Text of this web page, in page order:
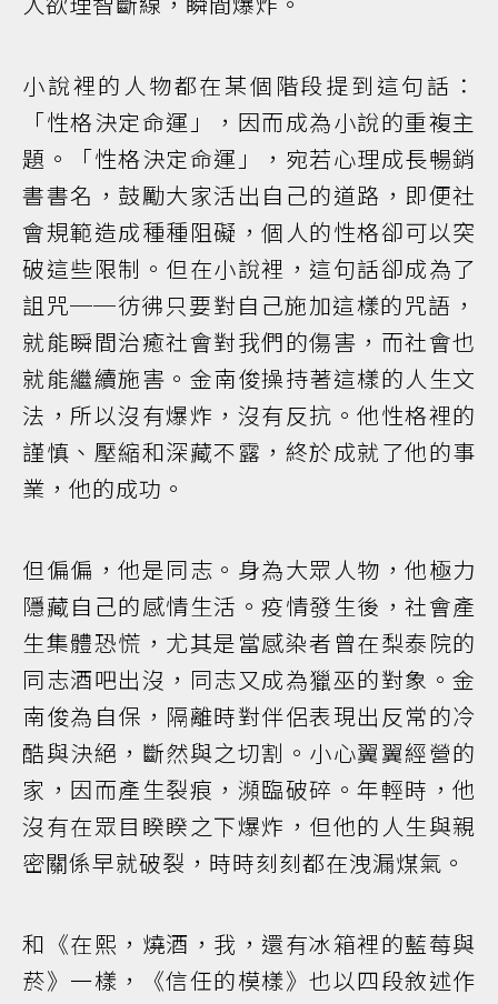
小說裡的人物都在某個階段提到這句話：
「性格決定命運」，因而成為小說的重複主
題。「性格決定命運」，宛若心理成長暢銷
書書名，鼓勵大家活出自己的道路，即便社
會規範造成種種阻礙，個人的性格卻可以突
破這些限制。但在小說裡，這句話卻成為了
詛咒──彷彿只要對自己施加這樣的咒語，
就能瞬間治癒社會對我們的傷害，而社會也
就能繼續施害。金南俊操持著這樣的人生文
法，所以沒有爆炸，沒有反抗。他性格裡的
謹慎、壓縮和深藏不露，終於成就了他的事
業，他的成功。
但偏偏，他是同志。身為大眾人物，他極力
隱藏自己的感情生活。疫情發生後，社會產
生集體恐慌，尤其是當感染者曾在梨泰院的
同志酒吧出沒，同志又成為獵巫的對象。金
南俊為自保，隔離時對伴侶表現出反常的冷
酷與決絕，斷然與之切割。小心翼翼經營的
家，因而產生裂痕，瀕臨破碎。年輕時，他
沒有在眾目睽睽之下爆炸，但他的人生與親
密關係早就破裂，時時刻刻都在洩漏煤氣。
和《在熙，燒酒，我，還有冰箱裡的藍莓與
菸》一樣，《信任的模樣》也以四段敘述作